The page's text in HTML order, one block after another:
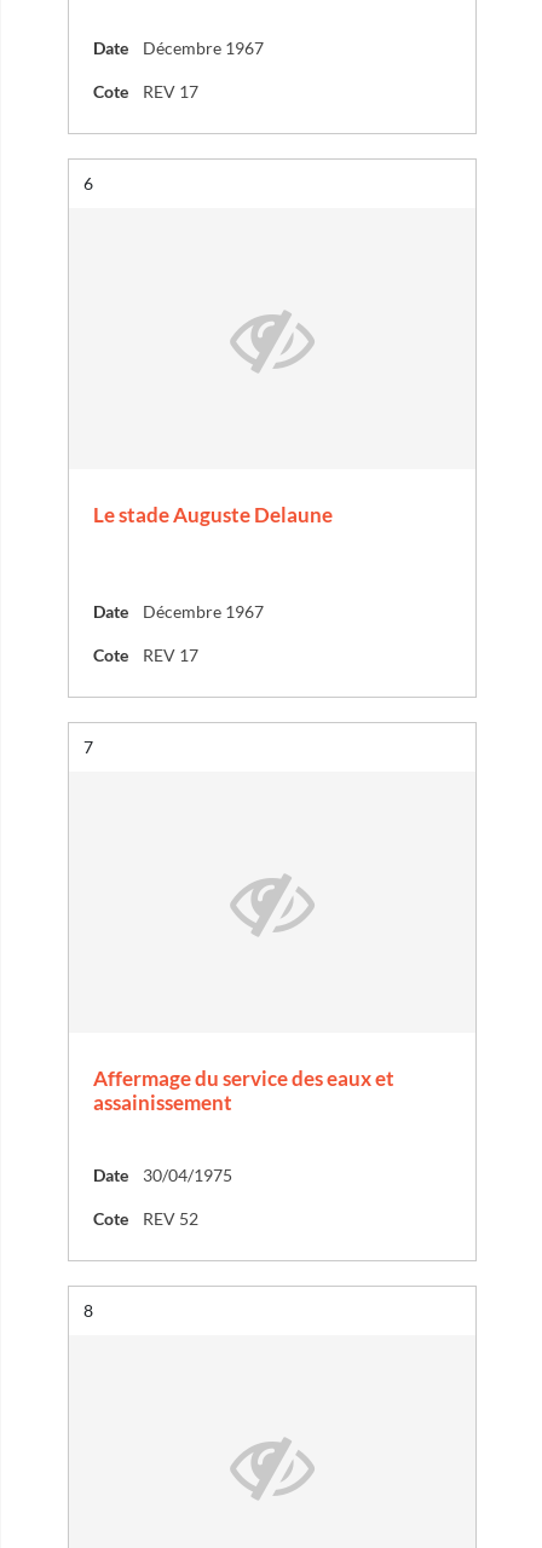
Date Décembre 1967
Cote REV 17
Résultat n°
6
Le stade Auguste Delaune
Date Décembre 1967
Cote REV 17
Résultat n°
7
Affermage du service des eaux et
assainissement
Date 30/04/1975
Cote REV 52
Résultat n°
8